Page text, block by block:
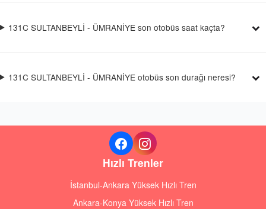
131C SULTANBEYLİ - ÜMRANİYE son otobüs saat kaçta?
131C SULTANBEYLİ - ÜMRANİYE otobüs son durağı neresi?
Hızlı Trenler
İstanbul-Ankara Yüksek Hızlı Tren
Ankara-Konya Yüksek Hızlı Tren